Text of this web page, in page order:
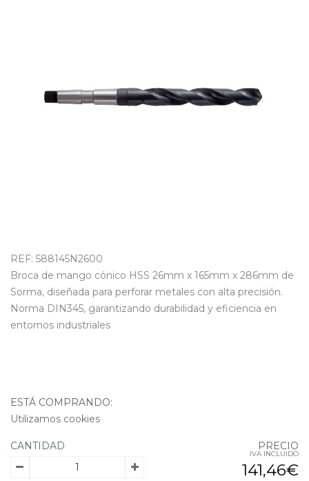
REF: 588145N2600
Broca de mango cónico HSS 26mm x 165mm x 286mm de
Sorma, diseñada para perforar metales con alta precisión.
Norma DIN345, garantizando durabilidad y eficiencia en
entornos industriales
ESTÁ COMPRANDO:
Utilizamos cookies
CANTIDAD PRECIO
IVA INCLUIDO
141,46€